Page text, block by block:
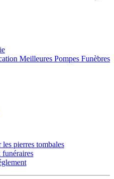
Meilleures Pompes Funèbres
pierres tombales
funéraires